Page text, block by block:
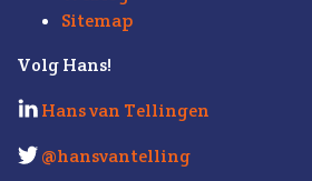
Sitemap
Volg Hans!
Hans van Tellingen
@hansvantelling